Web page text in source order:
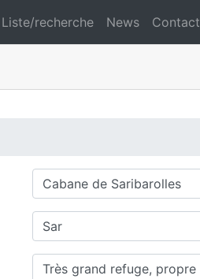
Liste/recherche News Contact